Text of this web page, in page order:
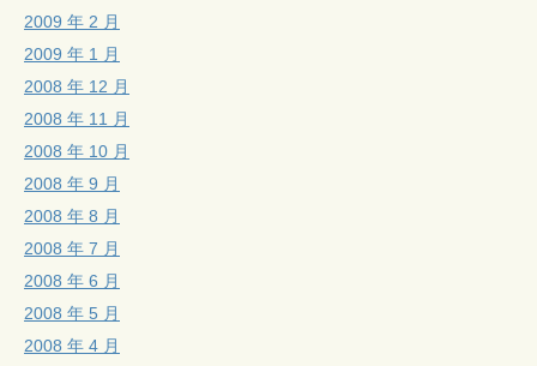
2009 年 2 月
2009 年 1 月
2008 年 12 月
2008 年 11 月
2008 年 10 月
2008 年 9 月
2008 年 8 月
2008 年 7 月
2008 年 6 月
2008 年 5 月
2008 年 4 月